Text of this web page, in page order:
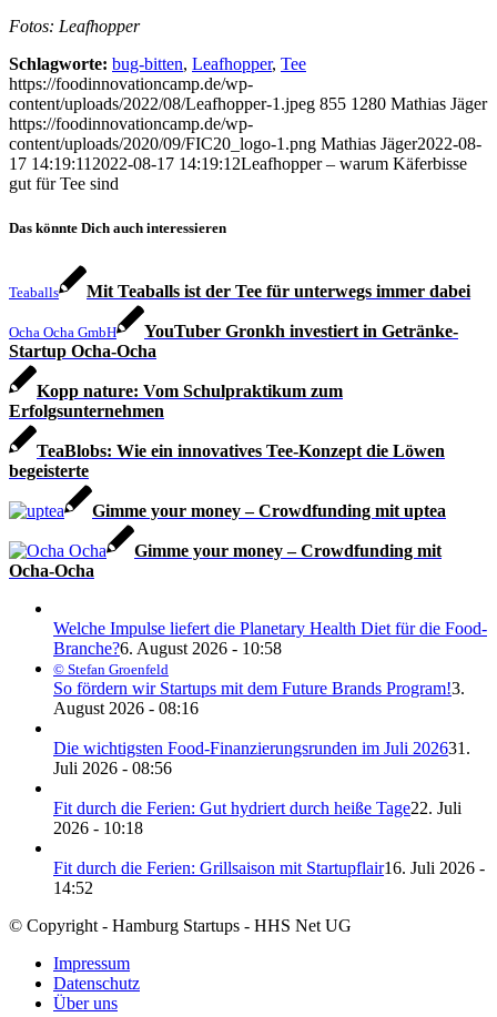
Fotos: Leafhopper
Schlagworte: bug-bitten, Leafhopper, Tee
https://foodinnovationcamp.de/wp-
content/uploads/2022/08/Leafhopper-1.jpeg 855 1280 Mathias Jäger
https://foodinnovationcamp.de/wp-
content/uploads/2020/09/FIC20_logo-1.png Mathias Jäger2022-08-
17 14:19:112022-08-17 14:19:12Leafhopper – warum Käferbisse
gut für Tee sind
Das könnte Dich auch interessieren
Teaballs Mit Teaballs ist der Tee für unterwegs immer dabei
Ocha Ocha GmbH
YouTuber Gronkh investiert in Getränke-
Startup Ocha-Ocha
Kopp nature: Vom Schulpraktikum zum
Erfolgsunternehmen
TeaBlobs: Wie ein innovatives Tee-Konzept die Löwen
begeisterte
Gimme your money – Crowdfunding mit uptea
Gimme your money – Crowdfunding mit
Ocha-Ocha
Welche Impulse liefert die Planetary Health Diet für die Food-
Branche?6. August 2026 - 10:58
© Stefan Groenfeld
So fördern wir Startups mit dem Future Brands Program!3.
August 2026 - 08:16
Die wichtigsten Food-Finanzierungsrunden im Juli 202631.
Juli 2026 - 08:56
Fit durch die Ferien: Gut hydriert durch heiße Tage22. Juli
2026 - 10:18
Fit durch die Ferien: Grillsaison mit Startupflair16. Juli 2026 -
14:52
© Copyright - Hamburg Startups - HHS Net UG
Impressum
Datenschutz
Über uns